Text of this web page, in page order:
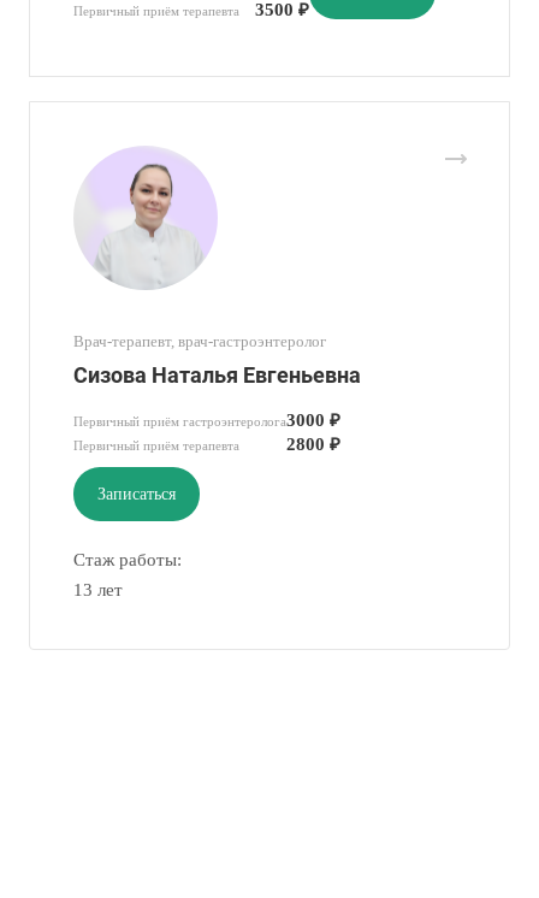
Первичный приём терапевта 3500 ₽
Врач-терапевт, врач-гастроэнтеролог
Сизова Наталья Евгеньевна
Первичный приём гастроэнтеролога3000 ₽
Первичный приём терапевта 2800 ₽
Записаться
Стаж работы:
13 лет